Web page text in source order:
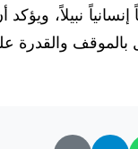
نبيلاً،
بالموقف والقدرة